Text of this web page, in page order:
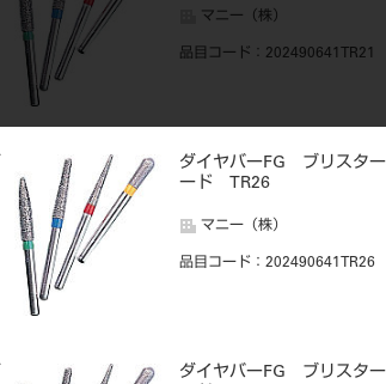
マニー（株）
品目コード ：202490641TR21
ダイヤバーFG ブリスター
ード TR26
マニー（株）
品目コード ：202490641TR26
ダイヤバーFG ブリスター